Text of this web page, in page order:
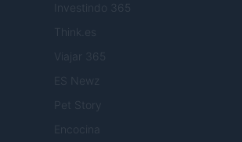
Investindo 365
Think.es
Viajar 365
ES Newz
Pet Story
Encocina